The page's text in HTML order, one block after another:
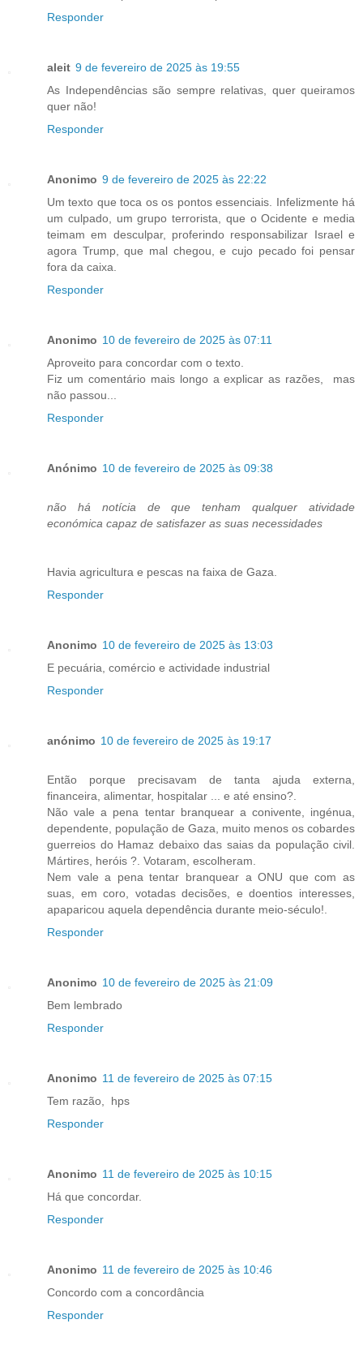
Responder
aleit 9 de fevereiro de 2025 às 19:55
As Independências são sempre relativas, quer queiramos
quer não!
Responder
Anonimo 9 de fevereiro de 2025 às 22:22
Um texto que toca os os pontos essenciais. Infelizmente há
um culpado, um grupo terrorista, que o Ocidente e media
teimam em desculpar, proferindo responsabilizar Israel e
agora Trump, que mal chegou, e cujo pecado foi pensar
fora da caixa.
Responder
Anonimo 10 de fevereiro de 2025 às 07:11
Aproveito para concordar com o texto.
Fiz um comentário mais longo a explicar as razões, mas
não passou...
Responder
Anónimo 10 de fevereiro de 2025 às 09:38
não há notícia de que tenham qualquer atividade
económica capaz de satisfazer as suas necessidades
Havia agricultura e pescas na faixa de Gaza.
Responder
Anonimo 10 de fevereiro de 2025 às 13:03
E pecuária, comércio e actividade industrial
Responder
anónimo 10 de fevereiro de 2025 às 19:17
Então porque precisavam de tanta ajuda externa,
financeira, alimentar, hospitalar ... e até ensino?.
Não vale a pena tentar branquear a conivente, ingénua,
dependente, população de Gaza, muito menos os cobardes
guerreios do Hamaz debaixo das saias da população civil.
Mártires, heróis ?. Votaram, escolheram.
Nem vale a pena tentar branquear a ONU que com as
suas, em coro, votadas decisões, e doentios interesses,
apaparicou aquela dependência durante meio-século!.
Responder
Anonimo 10 de fevereiro de 2025 às 21:09
Bem lembrado
Responder
Anonimo 11 de fevereiro de 2025 às 07:15
Tem razão, hps
Responder
Anonimo 11 de fevereiro de 2025 às 10:15
Há que concordar.
Responder
Anonimo 11 de fevereiro de 2025 às 10:46
Concordo com a concordância
Responder